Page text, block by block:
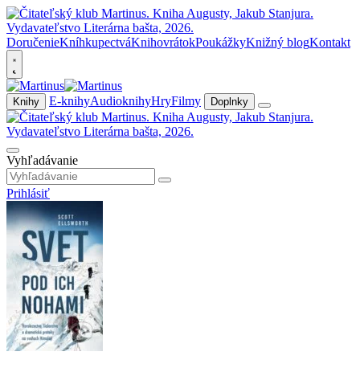
DoručenieKníhkupectváKnihovrátokPoukážkyKnižný blogKontakt
Knihy E-knihyAudioknihyHryFilmy Doplnky
Vyhľadávanie
Prihlásiť